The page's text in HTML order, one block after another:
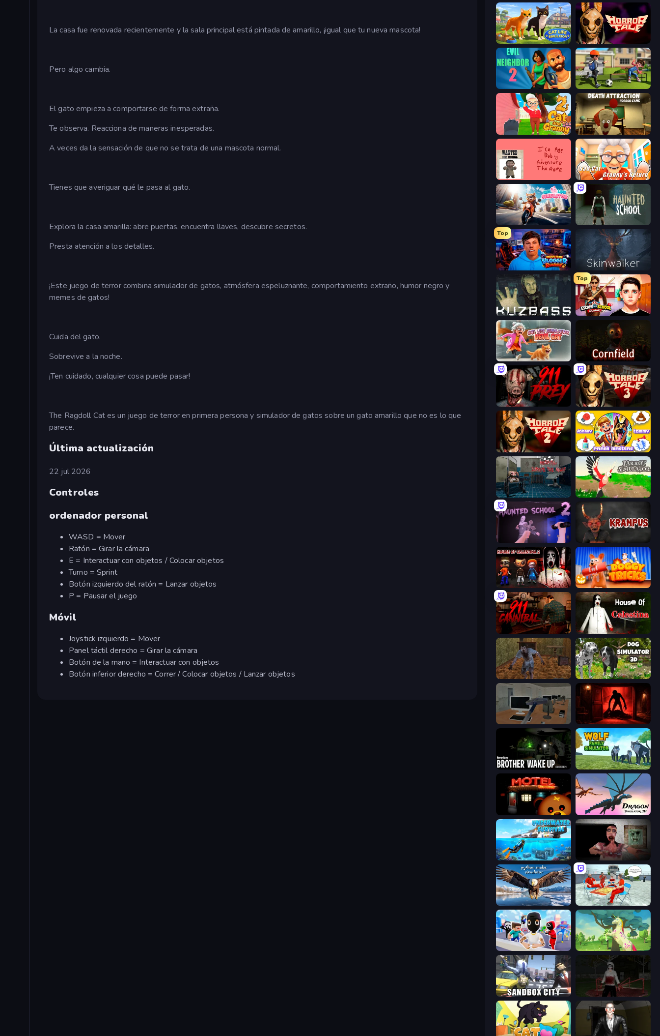
La casa fue renovada recientemente y la sala principal está pintada de amarillo, ¡igual que tu nueva mascota!
Pero algo cambia.
El gato empieza a comportarse de forma extraña.
Te observa. Reacciona de maneras inesperadas.
A veces da la sensación de que no se trata de una mascota normal.
Tienes que averiguar qué le pasa al gato.
Explora la casa amarilla: abre puertas, encuentra llaves, descubre secretos.
Presta atención a los detalles.
¡Este juego de terror combina simulador de gatos, atmósfera espeluznante, comportamiento extraño, humor negro y
memes de gatos!
Cuida del gato.
Sobrevive a la noche.
¡Ten cuidado, cualquier cosa puede pasar!
The Ragdoll Cat es un juego de terror en primera persona y simulador de gatos sobre un gato amarillo que no es lo que
parece.
Última actualización
22 jul 2026
Controles
ordenador personal
WASD = Mover
Ratón = Girar la cámara
E = Interactuar con objetos / Colocar objetos
Turno = Sprint
Botón izquierdo del ratón = Lanzar objetos
P = Pausar el juego
Móvil
Joystick izquierdo = Mover
Panel táctil derecho = Girar la cámara
Botón de la mano = Interactuar con objetos
Botón inferior derecho = Correr / Colocar objetos / Lanzar objetos
Cat Life Simulator 3D Horror Tale
Evil Neighbor 2 The Prank King
Cat and Granny 2 Death Attraction: Horror Game
Bad Cat - Granny's Return
Cat Life Simulator Haunted School
Top
Escape from Vlogger: Runaway Skinwalker
Kuzbass Horror
Top
Escape from School: Runaway
Cat Life Simulator: Devil Cat Cornfield
911: Prey
Johnny n Tommy - Prank Masters
Hospital: Survive the Night Parrot Simulator
Haunted School 2 Krampus
House of Celestina: Chapter Two Doggy Tricks
911: Cannibal House of Celestina
Creepy Granny Scream: Scary Freddy Dog Simulator 3D
Office Horror Story Doors Castle
Brother Wake Up Wolf Family Simulator
Bear Haven Dragon Simulator 3D
Underwater Survival: Deep Dive Silent House
Python Snake Simulator Alcatraz Prison Escape Plan
Unicorn Family Simulator Magic World
Sandbox City Jeff the Killer: Horrendous Smile